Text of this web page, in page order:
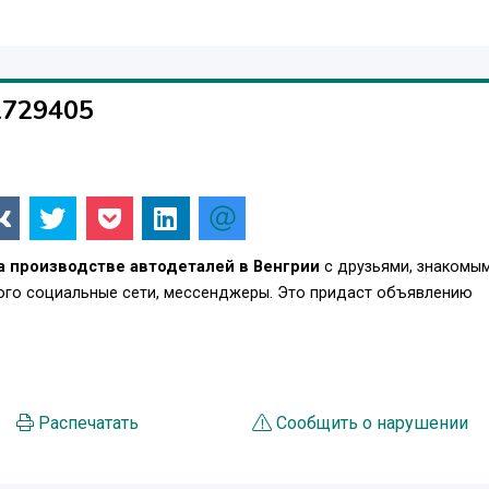
производстве автодеталей в Венгрии с друзьями,
социальные сети, мессенджеры. Это придаст объявлению
Распечатать Сообщить о нарушении